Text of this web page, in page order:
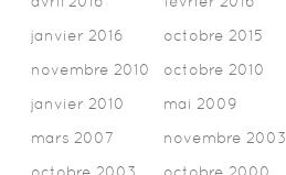
janvier 2016
octobre 2015
novembre 2010
octobre 2010
janvier 2010
mai 2009
mars 2007
novembre 2003